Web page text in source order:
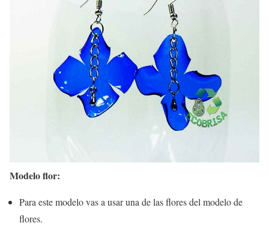
Modelo flor:
Para este modelo vas a usar una de las flores del modelo de
flores.